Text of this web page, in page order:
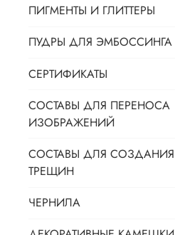
ПИГМЕНТЫ И ГЛИТТЕРЫ
ПУДРЫ ДЛЯ ЭМБОССИНГА
СЕРТИФИКАТЫ
СОСТАВЫ ДЛЯ ПЕРЕНОСА
ИЗОБРАЖЕНИЙ
СОСТАВЫ ДЛЯ СОЗДАНИЯ
ТРЕЩИН
ЧЕРНИЛА